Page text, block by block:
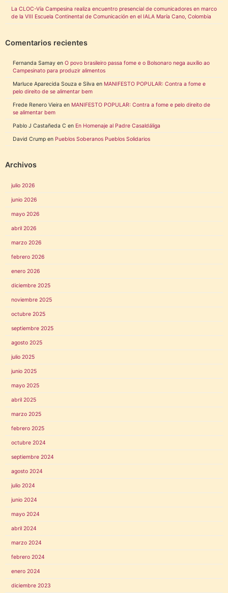
La CLOC-Vía Campesina realiza encuentro presencial de comunicadores en marco
de la VIII Escuela Continental de Comunicación en el IALA María Cano, Colombia
Comentarios recientes
Fernanda Samay en O povo brasileiro passa fome e o Bolsonaro nega auxílio ao
Campesinato para produzir alimentos
Marluce Aparecida Souza e Silva en MANIFESTO POPULAR: Contra a fome e
pelo direito de se alimentar bem
Frede Renero Vieira en MANIFESTO POPULAR: Contra a fome e pelo direito de
se alimentar bem
Pablo J Castañeda C en En Homenaje al Padre Casaldáliga
David Crump en Pueblos Soberanos Pueblos Solidarios
Archivos
julio 2026
junio 2026
mayo 2026
abril 2026
marzo 2026
febrero 2026
enero 2026
diciembre 2025
noviembre 2025
octubre 2025
septiembre 2025
agosto 2025
julio 2025
junio 2025
mayo 2025
abril 2025
marzo 2025
febrero 2025
octubre 2024
septiembre 2024
agosto 2024
julio 2024
junio 2024
mayo 2024
abril 2024
marzo 2024
febrero 2024
enero 2024
diciembre 2023